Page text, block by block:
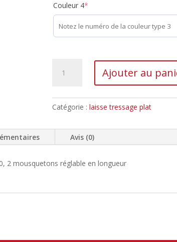
Couleur 4*
Ajouter au
Catégorie : laisse tressage plat
Avis (0)
2 mousquetons réglable en longueur